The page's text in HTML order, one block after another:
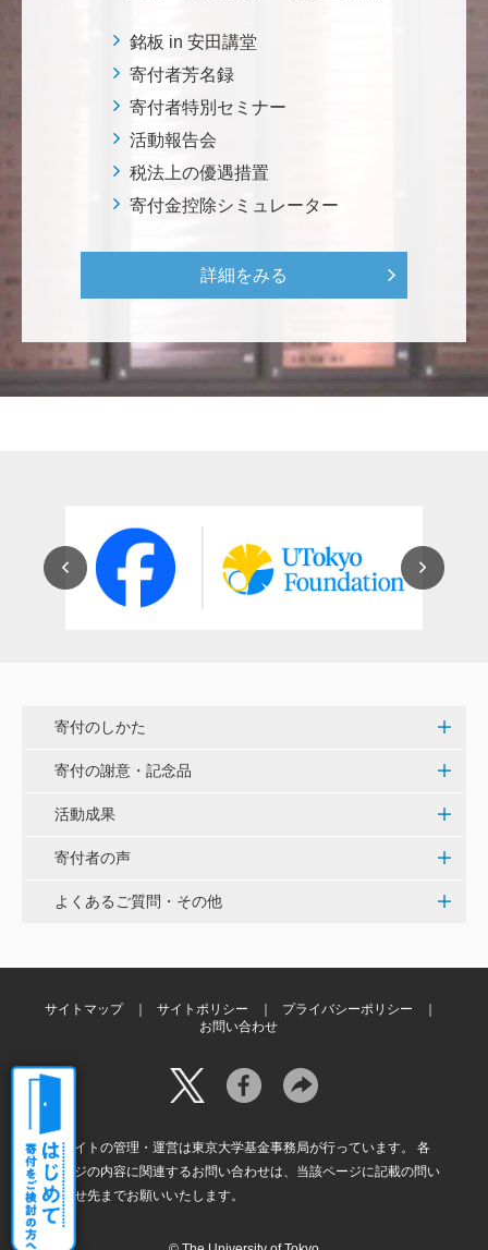
美味しいお寿司、刺身、美味しい魚、美味しい日本
も未来永劫 美味しいお寿司、刺身、日本米を子供た
ち、孫たち、子々孫々へ <国際水産研究教育基金>
荒木 雅子
イタリアと日本が協力して頑張っている壮大な発掘調
な気持ちです。 <ソンマ・ヴェスヴィアーナ発掘調査
株式会社Ｌｅｇａｌｓｃａｐｅ
三好 弘晃
世界に貢献を！
田畑 和樹
い！ <漕艇部>
紺野 邦昭
をはじめとして、身近なことでやらなければならない
ことはたくさんあると思います。お役に立てれば幸甚
銘板 in 安田講堂
寄付者芳名録
寄付者特別セミナー
活動報告会
税法上の優遇措置
寄付金控除シミュレーター
詳細をみる
寄付のしかた
寄付の謝意・記念品
活動成果
寄付者の声
よくあるご質問・その他
サイトマップ サイトポリシー
プライバシーポリシー
お問い合わせ
本サイトの管理・運営は東京大学基金事務局が行っています。 各
ページの内容に関連するお問い合わせは、当該ページに記載の問い
合わせ先までお願いいたします。